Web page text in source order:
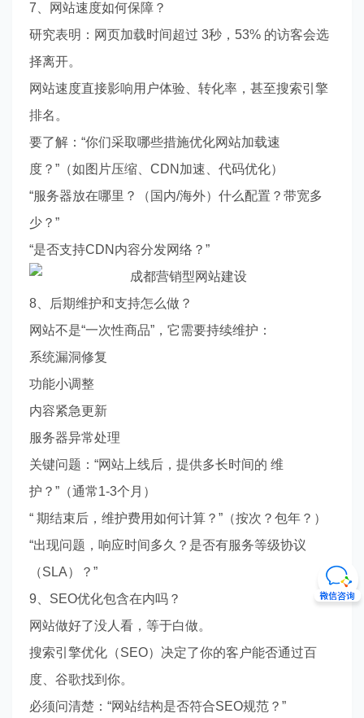
7、网站速度如何保障？
研究表明：网页加载时间超过 3秒，53% 的访客会选
择离开。
网站速度直接影响用户体验、转化率，甚至搜索引擎
排名。
要了解：“你们采取哪些措施优化网站加载速
度？”（如图片压缩、CDN加速、代码优化）
“服务器放在哪里？（国内/海外）什么配置？带宽多
少？”
“是否支持CDN内容分发网络？”
8、后期维护和支持怎么做？
网站不是“一次性商品”，它需要持续维护：
系统漏洞修复
功能小调整
内容紧急更新
服务器异常处理
关键问题：“网站上线后，提供多长时间的 维
护？”（通常1-3个月）
“ 期结束后，维护费用如何计算？”（按次？包年？）
“出现问题，响应时间多久？是否有服务等级协议
（SLA）？”
9、SEO优化包含在内吗？
网站做好了没人看，等于白做。
搜索引擎优化（SEO）决定了你的客户能否通过百
度、谷歌找到你。
必须问清楚：“网站结构是否符合SEO规范？”